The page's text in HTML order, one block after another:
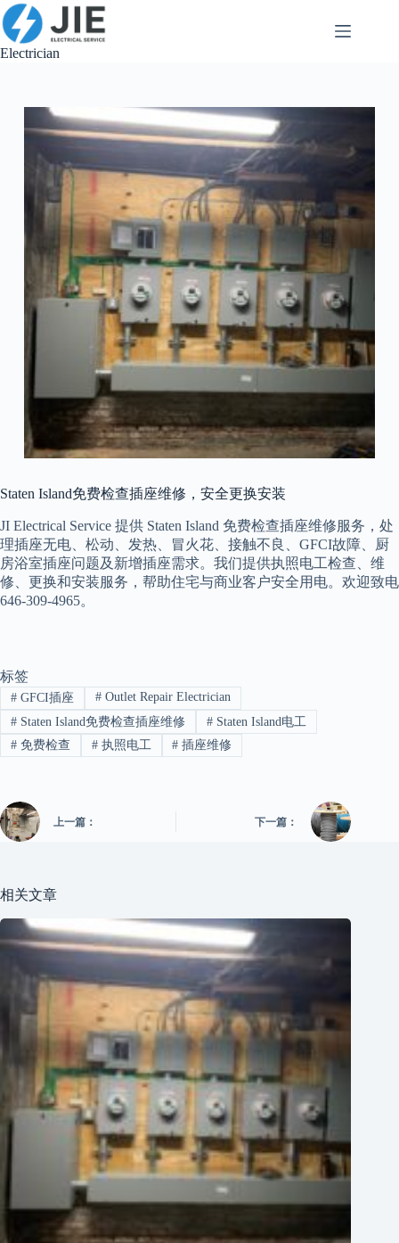
跳
至
内
Electrician
Staten Island免费检查插座维修，安全更换安装
JI Electrical Service 提供 Staten Island 免费检查插座维修服务，处
理插座无电、松动、发热、冒火花、接触不良、GFCI故障、厨
房浴室插座问题及新增插座需求。我们提供执照电工检查、维
修、更换和安装服务，帮助住宅与商业客户安全用电。欢迎致电
646-309-4965。
标签
#GFCI插座 #Outlet Repair Electrician
#Staten Island免费检查插座维修 #Staten Island电工
#免费检查 #执照电工 # 插座维修
上一篇： 下一篇：
相关文章